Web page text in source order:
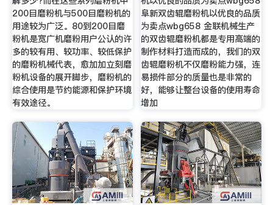
200目磨粉机与500目磨粉机的
用途较为广泛。80到200目磨
粉机是宽广机磨粉用户公认的许
多的较有用、较功率、较低保护
的磨粉机械代表，愈加加立刻磨
粉机设备的展开脚步，磨粉机的
综合使用是节约能源和保护环境
有效途径。
阜新双齿辊磨粉机以优良的品质
为卖点wbg658 金联机械生产
的双齿辊磨粉机都是专用高端的
制作材料打造而成的，我们的双
齿辊磨粉机不仅磨粉能力强，连
易损件部分的质量也是非常的
好，能够让整台设备的使用寿命
增加